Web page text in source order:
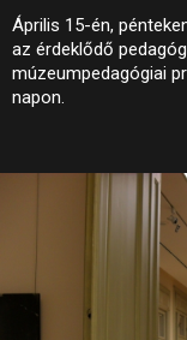
Április 15-én,
az érdeklődő
múzeumpedagógiai
napon.